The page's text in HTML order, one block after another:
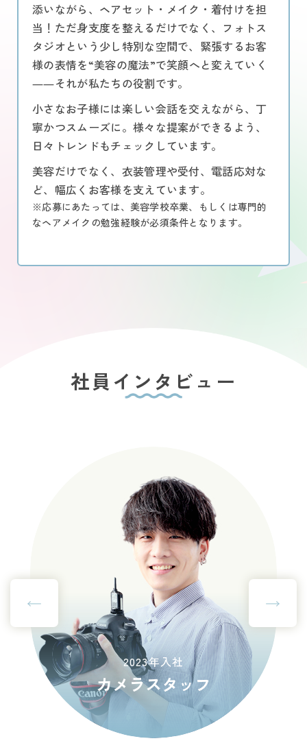
添いながら、ヘアセット・メイク・着付けを担
当！ただ身支度を整えるだけでなく、フォトス
タジオという少し特別な空間で、緊張するお客
様の表情を“美容の魔法”で笑顔へと変えていく
――それが私たちの役割です。
小さなお子様には楽しい会話を交えながら、丁
寧かつスムーズに。様々な提案ができるよう、
日々トレンドもチェックしています。
美容だけでなく、衣装管理や受付、電話応対な
ど、幅広くお客様を支えています。
※応募にあたっては、美容学校卒業、もしくは専門的
なヘアメイクの勉強経験が必須条件となります。
社員インタビュー
2023年入社
カメラスタッフ